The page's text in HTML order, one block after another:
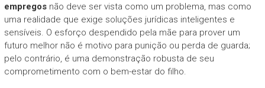
empregosnão deve ser vista como um problema, mas como
uma realidade que exige soluções jurídicas inteligentes e
sensíveis. O esforço despendido pela mãe para prover um
futuro melhor não é motivo para punição ou perda de guarda;
pelo contrário, é uma demonstração robusta de seu
comprometimento com o bem-estar do filho.